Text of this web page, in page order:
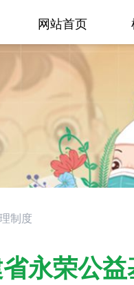
网站首页
制度
永荣公